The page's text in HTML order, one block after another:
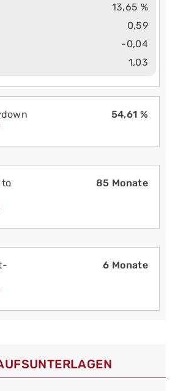
13,65 %
0,59
-0,04
1,03
54,61 %
to
85 Monate
6 Monate